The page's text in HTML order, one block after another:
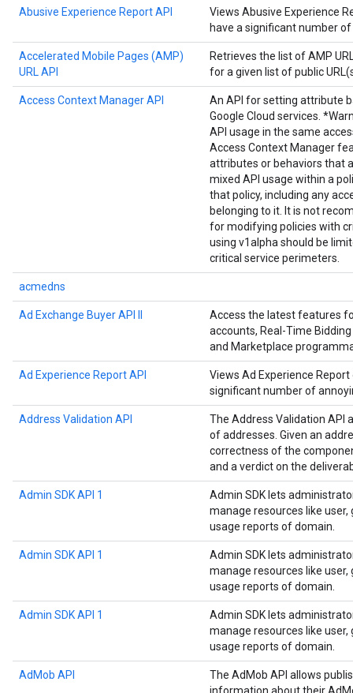
Abusive Experience Report API
Views Abusive Experience
have a significant number
Accelerated Mobile Pages (AMP)
URL API
Retrieves the list of AMP
for a given list of public
Access Context Manager API
An API for setting attribute
Google Cloud services.
API usage in the same
Access Context Manager
attributes or behaviors that
mixed API usage within a
that policy, including any
belonging to it. It is not
for modifying policies with
using v1alpha should be
critical service perimeters.
acmedns
Ad Exchange Buyer API II
Access the latest features
accounts, Real-Time
and Marketplace
Ad Experience Report API
Views Ad Experience
significant number of
Address Validation API
The Address Validation API
of addresses. Given an
correctness of the
and a verdict on the
Admin SDK API 1
Admin SDK lets
manage resources like
usage reports of domain.
Admin SDK API 1
Admin SDK lets
manage resources like
usage reports of domain.
Admin SDK API 1
Admin SDK lets
manage resources like
usage reports of domain.
AdMob API
The AdMob API allows